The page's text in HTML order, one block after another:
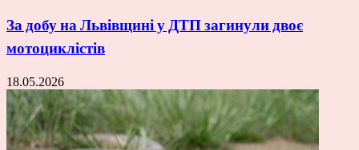
За добу на Львівщині у ДТП загинули двоє
мотоциклістів
18.05.2026